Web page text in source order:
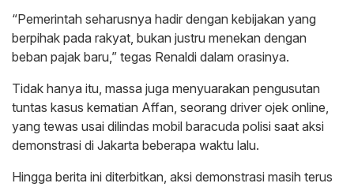
“Pemerintah seharusnya hadir dengan kebijakan yang
berpihak pada rakyat, bukan justru menekan dengan
beban pajak baru,” tegas Renaldi dalam orasinya.
Tidak hanya itu, massa juga menyuarakan pengusutan
tuntas kasus kematian Affan, seorang driver ojek online,
yang tewas usai dilindas mobil baracuda polisi saat aksi
demonstrasi di Jakarta beberapa waktu lalu.
Hingga berita ini diterbitkan, aksi demonstrasi masih terus